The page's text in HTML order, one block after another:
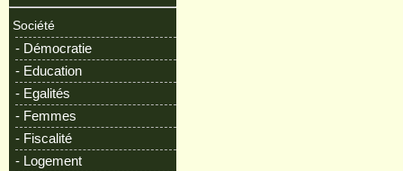
Société
- Démocratie
- Education
- Egalités
- Femmes
- Fiscalité
- Logement